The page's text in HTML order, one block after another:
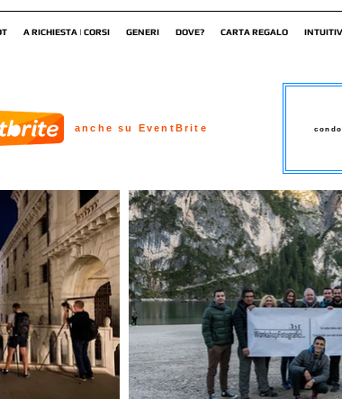
A RICHIESTA | CORSI GENERI DOVE? CARTA REGALO
anche su EventBrite